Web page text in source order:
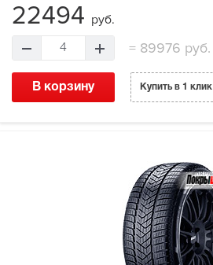
22494 руб.
4 =89976 руб.
В корзину Купить в 1 клик